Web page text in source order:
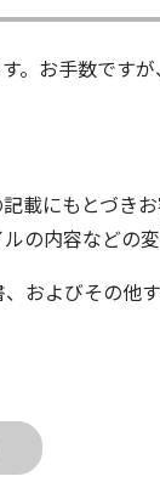
。お手数です
載にもとづき
の内容などの
およびその他
す。